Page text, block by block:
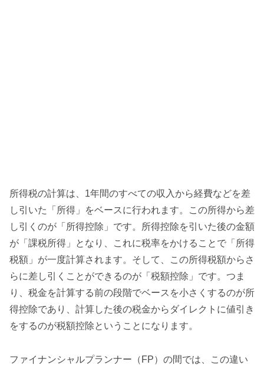
所得税の計算は、1年間のすべての収入から経費などを差
し引いた「所得」をベースに行われます。この所得から差
し引くのが「所得控除」です。所得控除を引いた後の金額
が「課税所得」となり、これに税率をかけることで「所得
税額」が一度計算されます。そして、この所得税額からさ
らに差し引くことができるのが「税額控除」です。つま
り、税金を計算する前の段階でベースを小さくするのが所
得控除であり、計算した後の税金からダイレクトに値引き
をするのが税額控除ということになります。
ファイナンシャルプランナー（FP）の間では、この違い